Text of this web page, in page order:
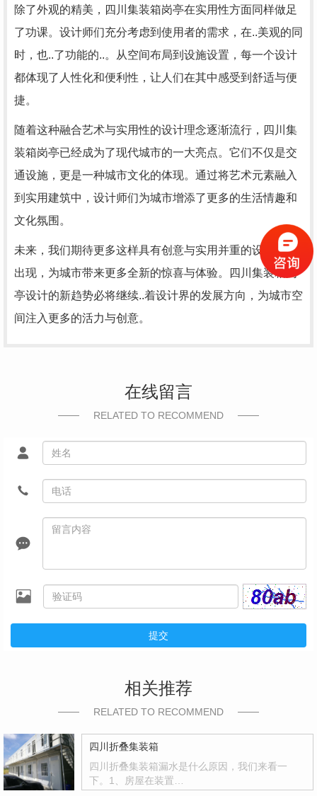
除了外观的精美，四川集装箱岗亭在实用性方面同样做足
了功课。设计师们充分考虑到使用者的需求，在..美观的同
时，也..了功能的..。从空间布局到设施设置，每一个设计
都体现了人性化和便利性，让人们在其中感受到舒适与便
捷。
随着这种融合艺术与实用性的设计理念逐渐流行，四川集
装箱岗亭已经成为了现代城市的一大亮点。它们不仅是交
通设施，更是一种城市文化的体现。通过将艺术元素融入
到实用建筑中，设计师们为城市增添了更多的生活情趣和
文化氛围。
未来，我们期待更多这样具有创意与实用并重的设计作品
出现，为城市带来更多全新的惊喜与体验。四川集装箱岗
亭设计的新趋势必将继续..着设计界的发展方向，为城市空
间注入更多的活力与创意。
在线留言
RELATED TO RECOMMEND
提交
相关推荐
RELATED TO RECOMMEND
四川折叠集装箱
四川折叠集装箱漏水是什么原因，我们来看一
下。1、房屋在装置…